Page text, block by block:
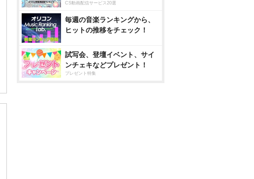
CS動画配信サービス20選
毎週の音楽ランキングから、
ヒットの推移をチェック！
試写会、登壇イベント、サイ
ンチェキなどプレゼント！
プレゼント特集